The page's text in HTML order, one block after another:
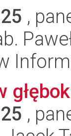
,
,